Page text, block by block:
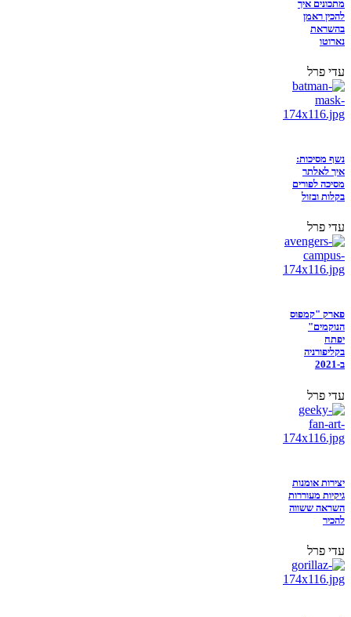
מתכונים איך
להכין ראמן
בהשראת
נארוטו
עדי פרל
נשף מסיכות:
איך לאלתר
מסיכה לפורים
בקלות ובזול
עדי פרל
פארק "קמפוס
הנוקמים"
יפתח
בקליפורניה
ב-2021
עדי פרל
יצירות אומנות
גיקיות מעוררות
השראה ששווה
להכיר
עדי פרל